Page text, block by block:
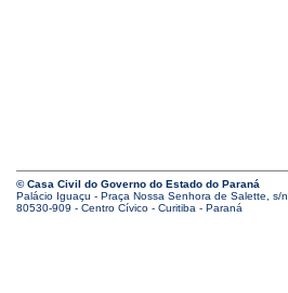
© Casa Civil do Governo do Estado do Paraná
Palácio Iguaçu - Praça Nossa Senhora de Salette, s/n
80530-909 - Centro Cívico - Curitiba - Paraná